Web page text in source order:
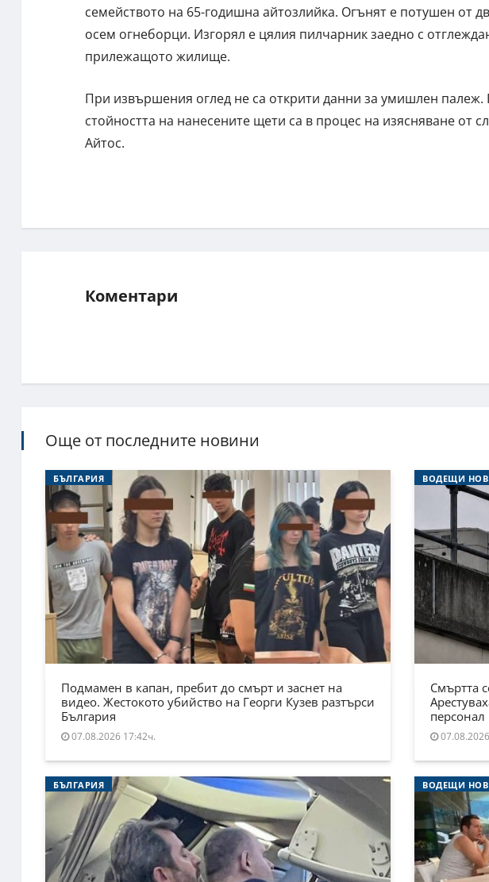
семейството на 65-годишна айтозлийка. Огънят е потушен от
осем огнеборци. Изгорял е цялия пилчарник заедно с
прилежащото жилище.
При извършения оглед не са открити данни за умишлен палеж.
стойността на нанесените щети са в процес на изясняване от
Айтос.
Коментари
Още от последните новини
БЪЛГАРИЯ
Подмамен в капан, пребит до смърт и заснет на
видео. Жестокото убийство на Георги Кузев разтърси
България
07.08.2026 17:42ч.
ВОДЕЩИ
Смъртта
персонал
БЪЛГАРИЯ ВОДЕЩИ